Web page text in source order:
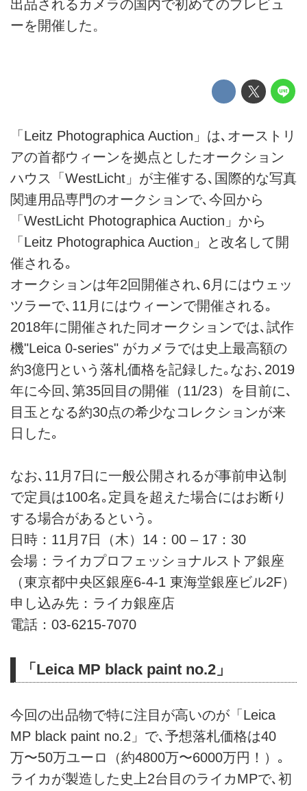
出品されるカメラの国内で初めてのプレビュ
ーを開催した。
「Leitz Photographica Auction」は､オーストリ
アの首都ウィーンを拠点としたオークション
ハウス「WestLicht」が主催する､国際的な写真
関連用品専門のオークションで､今回から
「WestLicht Photographica Auction」から
「Leitz Photographica Auction」と改名して開
催される｡
オークションは年2回開催され､6月にはウェッ
ツラーで､11月にはウィーンで開催される｡
2018年に開催された同オークションでは､試作
機"Leica 0-series" がカメラでは史上最高額の
約3億円という落札価格を記録した｡なお､2019
年に今回､第35回目の開催（11/23）を目前に､
目玉となる約30点の希少なコレクションが来
日した｡
なお､11月7日に一般公開されるが事前申込制
で定員は100名｡定員を超えた場合にはお断り
する場合があるという｡
日時：11月7日（木）14：00 – 17：30
会場：ライカプロフェッショナルストア銀座
（東京都中央区銀座6-4-1 東海堂銀座ビル2F）
申し込み先：ライカ銀座店
電話：03-6215-7070
「Leica MP black paint no.2」
今回の出品物で特に注目が高いのが「Leica
MP black paint no.2」で､予想落札価格は40
万〜50万ユーロ（約4800万〜6000万円！）｡
ライカが製造した史上2台目のライカMPで､初